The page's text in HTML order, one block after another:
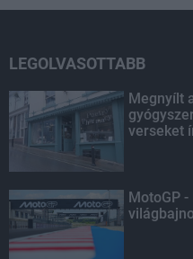
LEGOLVASOTTABB
Megnyílt
verseket
MotoGP